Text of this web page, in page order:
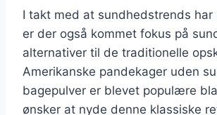
I takt med at sundhedstrends
er der også kommet fokus på
alternativer til de traditionelle
Amerikanske pandekager uden
bagepulver er blevet populære
ønsker at nyde denne klassiske